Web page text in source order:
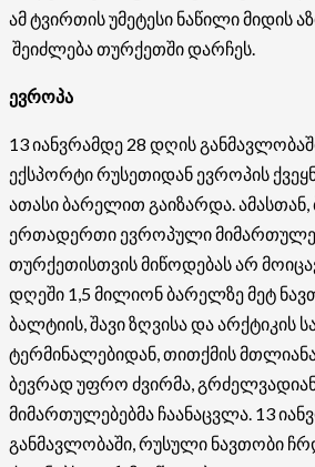
ამ ტვირთის უმეტესი ნაწილი მიდის
შეიძლება თურქეთში დარჩეს.
ევროპა
13 იანვრამდე 28 დღის
ექსპორტი რუსეთიდან ევროპის
ათასი ბარელით გაიზარდა.
ერთადერთი ევროპული
თურქეთისთვის მიწოდებას არ
დღეში 1,5 მილიონ ბარელზე მეტ
ბალტიის, შავი ზღვისა და არქტიკის
ტერმინალებიდან, თითქმის
ბევრად უფრო ძვირმა,
მიმართულებებმა ჩაანაცვლა. 13
განმავლობაში, რუსული ნავთობი